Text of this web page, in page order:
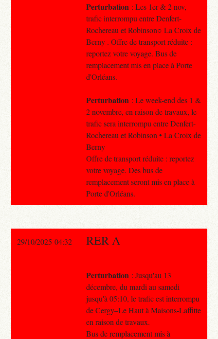
Perturbation : Les 1er & 2 nov,
trafic interrompu entre Denfert-
Rochereau et Robinson○ La Croix de
Berny . Offre de transport réduite :
reportez votre voyage. Bus de
remplacement mis en place à Porte
d'Orléans.
Perturbation : Le week-end des 1 &
2 novembre, en raison de travaux, le
trafic sera interrompu entre Denfert-
Rochereau et Robinson • La Croix de
Berny
Offre de transport réduite : reportez
votre voyage. Des bus de
remplacement seront mis en place à
Porte d'Orléans.
29/10/2025 04:32 RER A
Perturbation : Jusqu'au 13
décembre, du mardi au samedi
jusqu'à 05:10, le trafic est interrompu
de Cergy–Le Haut à Maisons-Laffitte
en raison de travaux.
Bus de remplacement mis à